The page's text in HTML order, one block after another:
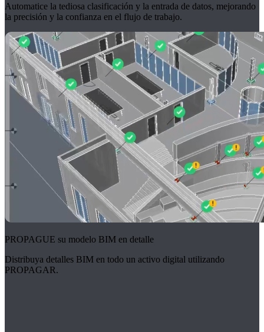
Automatice la tediosa clasificación y la entrada de datos, mejorando
la precisión y la confianza en el flujo de trabajo.
PROPAGUE su modelo BIM en detalle
Distribuya detalles BIM en todo un activo digital utilizando
PROPAGAR.